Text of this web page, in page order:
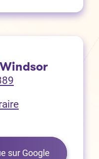
(Ouvre dans un
sur Google(Ouvre